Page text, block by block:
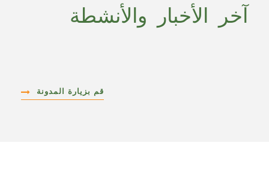
آخر الأخبار والأنشطة
قم بزيارة المدونة